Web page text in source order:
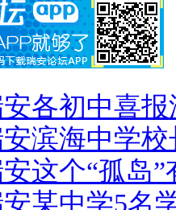
安各初中喜
安滨海中学
安这个“孤岛
安某中学5名